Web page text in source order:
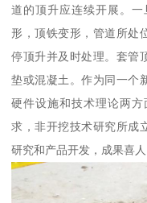
道的顶升应连续开展。
形，顶铁变形，管道所处
停顶升并及时处理。套管
垫或混凝土。作为同一个
硬件设施和技术理论两
求，非开挖技术研究所成
研究和产品开发，成果喜人